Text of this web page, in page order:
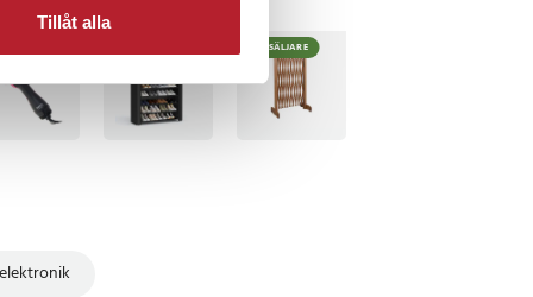
Tillåt alla
BÄSTSÄLJARE